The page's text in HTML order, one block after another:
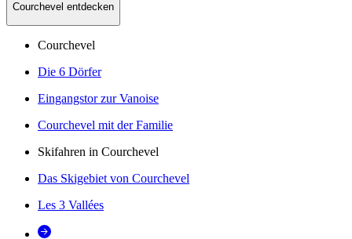
Courchevel entdecken
Courchevel
Die 6 Dörfer
Eingangstor zur Vanoise
Courchevel mit der Familie
Skifahren in Courchevel
Das Skigebiet von Courchevel
Les 3 Vallées